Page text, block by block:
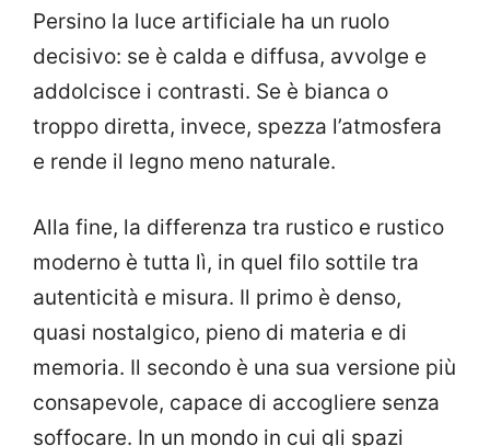
Persino la luce artificiale ha un ruolo
decisivo: se è calda e diffusa, avvolge e
addolcisce i contrasti. Se è bianca o
troppo diretta, invece, spezza l’atmosfera
e rende il legno meno naturale.
Alla fine, la differenza tra rustico e rustico
moderno è tutta lì, in quel filo sottile tra
autenticità e misura. Il primo è denso,
quasi nostalgico, pieno di materia e di
memoria. Il secondo è una sua versione più
consapevole, capace di accogliere senza
soffocare. In un mondo in cui gli spazi